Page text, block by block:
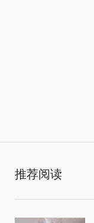
推荐阅读